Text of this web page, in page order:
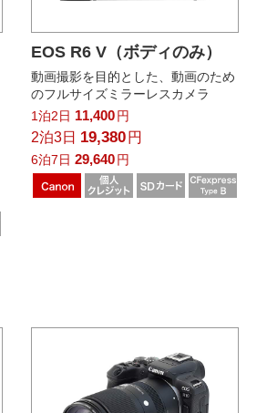
EOS R6 V（ボディのみ）
動画撮影を目的とした、動画のため
のフルサイズミラーレスカメラ
1泊2日 11,400円
2泊3日 19,380 円
6泊7日 29,640円